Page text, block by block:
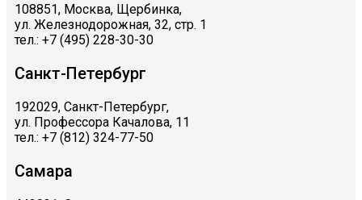
108851, Москва, Щербинка,
ул. Железнодорожная, 32, стр. 1
тел.: +7 (495) 228-30-30
Санкт-Петербург
192029, Санкт-Петербург,
ул. Профессора Качалова, 11
тел.: +7 (812) 324-77-50
Самара